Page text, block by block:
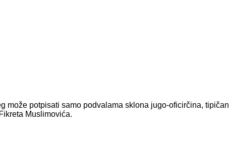
može potpisati samo podvalama sklona jugo-oficirčina, tipičan
Muslimovića.